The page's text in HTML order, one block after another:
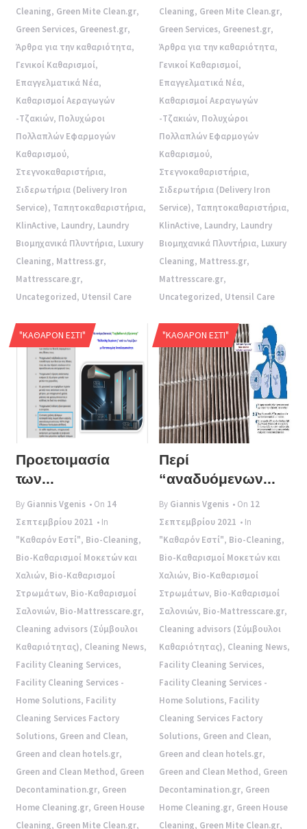
Cleaning, Green Mite Clean.gr,
Green Services, Greenest.gr,
Άρθρα για την καθαριότητα,
Γενικοί Καθαρισμοί,
Επαγγελματικά Νέα,
Καθαρισμοί Αεραγωγών
-Τζακιών, Πολυχώροι
Πολλαπλών Εφαρμογών
Καθαρισμού,
Στεγνοκαθαριστήρια,
Σιδερωτήρια (Delivery Iron
Service), Ταπητοκαθαριστήρια,
KlinActive, Laundry, Laundry
Βιομηχανικά Πλυντήρια, Luxury
Cleaning, Mattress.gr,
Mattresscare.gr,
Uncategorized, Utensil Care
Cleaning, Green Mite Clean.gr,
Green Services, Greenest.gr,
Άρθρα για την καθαριότητα,
Γενικοί Καθαρισμοί,
Επαγγελματικά Νέα,
Καθαρισμοί Αεραγωγών
-Τζακιών, Πολυχώροι
Πολλαπλών Εφαρμογών
Καθαρισμού,
Στεγνοκαθαριστήρια,
Σιδερωτήρια (Delivery Iron
Service), Ταπητοκαθαριστήρια,
KlinActive, Laundry, Laundry
Βιομηχανικά Πλυντήρια, Luxury
Cleaning, Mattress.gr,
Mattresscare.gr,
Uncategorized, Utensil Care
"ΚΑΘΑΡΌΝ ΕΣΤΊ"
Προετοιμασία
των...
By Giannis Vgenis • On 14
Σεπτεμβρίου 2021 • In
"Καθαρόν Εστί", Bio-Cleaning,
Bio-Καθαρισμοί Μοκετών και
Χαλιών, Bio-Καθαρισμοί
Στρωμάτων, Bio-Καθαρισμοί
Σαλονιών, Bio-Mattresscare.gr,
Cleaning advisors (Σύμβουλοι
Καθαριότητας), Cleaning News,
Facility Cleaning Services,
Facility Cleaning Services -
Home Solutions, Facility
Cleaning Services Factory
Solutions, Green and Clean,
Green and clean hotels.gr,
Green and Clean Method, Green
Decontamination.gr, Green
Home Cleaning.gr, Green House
Cleaning, Green Mite Clean.gr,
"ΚΑΘΑΡΌΝ ΕΣΤΊ"
Περί
“αναδυόμενων...
By Giannis Vgenis • On 12
Σεπτεμβρίου 2021 • In
"Καθαρόν Εστί", Bio-Cleaning,
Bio-Καθαρισμοί Μοκετών και
Χαλιών, Bio-Καθαρισμοί
Στρωμάτων, Bio-Καθαρισμοί
Σαλονιών, Bio-Mattresscare.gr,
Cleaning advisors (Σύμβουλοι
Καθαριότητας), Cleaning News,
Facility Cleaning Services,
Facility Cleaning Services -
Home Solutions, Facility
Cleaning Services Factory
Solutions, Green and Clean,
Green and clean hotels.gr,
Green and Clean Method, Green
Decontamination.gr, Green
Home Cleaning.gr, Green House
Cleaning, Green Mite Clean.gr,